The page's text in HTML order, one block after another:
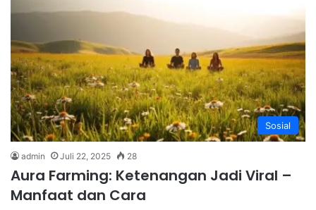
Sosial
admin Juli 22, 2025 28
Aura Farming: Ketenangan Jadi Viral –
Manfaat dan Cara